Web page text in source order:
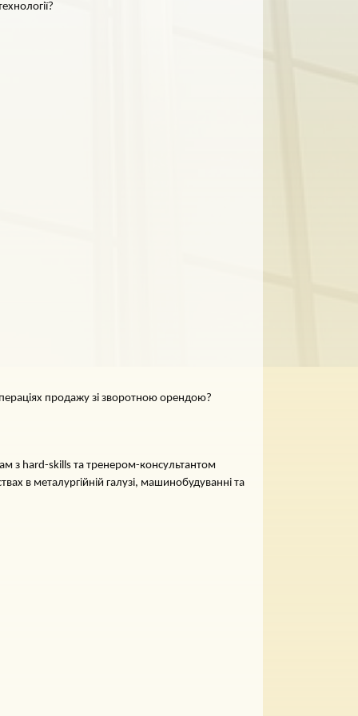
продажу зі зворотною орендою?
з hard-skills та тренером-консультантом
в металургійній галузі, машинобудуванні та